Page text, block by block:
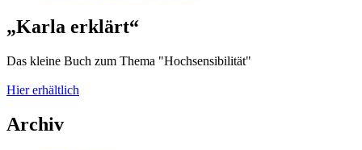
„Karla erklärt“
Das kleine Buch zum Thema "Hochsensibilität"
Hier erhältlich
Archiv